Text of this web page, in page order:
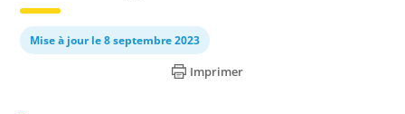
Mise à jour le 8 septembre 2023
Imprimer